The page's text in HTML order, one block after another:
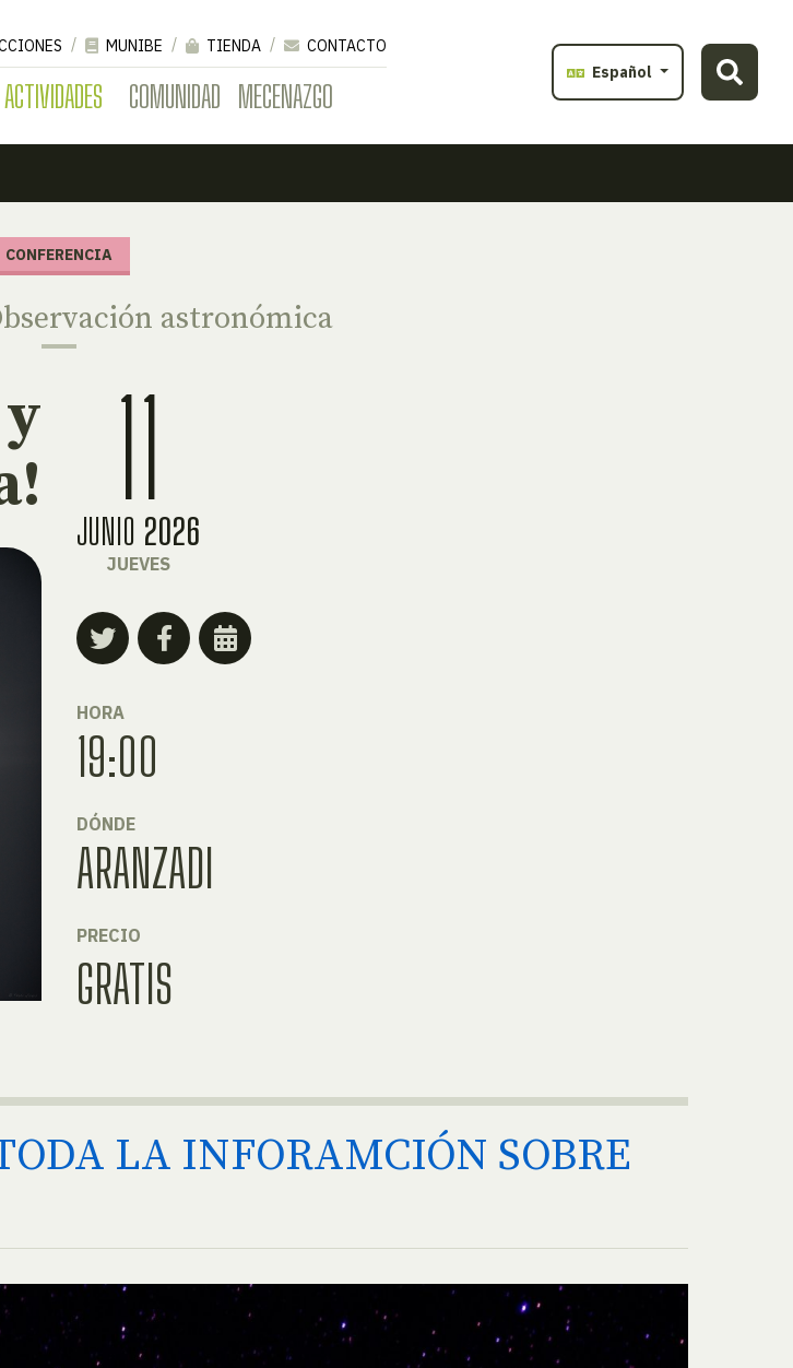
ACTIVIDADES COMUNIDAD MECENAZGO
MUNIBE TIENDA
CONTACTO
Español
CONFERENCIA
astronómica
11
JUNIO 2026
JUEVES
HORA
19:00
DÓNDE
ARANZADI
PRECIO
GRATIS
LA INFORAMCIÓN SOBRE